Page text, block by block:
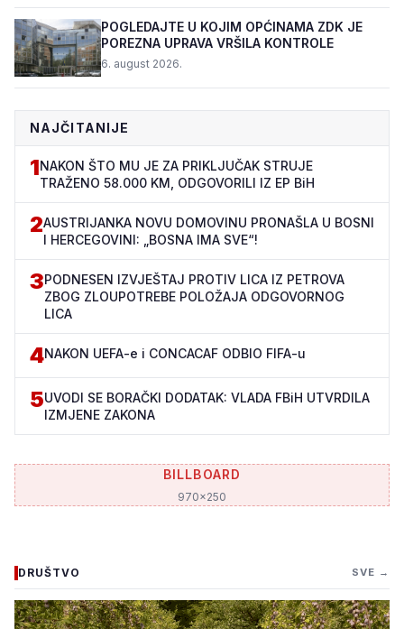
POGLEDAJTE U KOJIM OPĆINAMA ZDK JE
POREZNA UPRAVA VRŠILA KONTROLE
6. august 2026.
NAJČITANIJE
1NAKON ŠTO MU JE ZA PRIKLJUČAK STRUJE
TRAŽENO 58.000 KM, ODGOVORILI IZ EP BiH
2AUSTRIJANKA NOVU DOMOVINU PRONAŠLA U BOSNI
I HERCEGOVINI: „BOSNA IMA SVE“!
3PODNESEN IZVJEŠTAJ PROTIV LICA IZ PETROVA
ZBOG ZLOUPOTREBE POLOŽAJA ODGOVORNOG
LICA
4NAKON UEFA-e i CONCACAF ODBIO FIFA-u
5UVODI SE BORAČKI DODATAK: VLADA FBiH UTVRDILA
IZMJENE ZAKONA
BILLBOARD
970x250
DRUŠTVO SVE →